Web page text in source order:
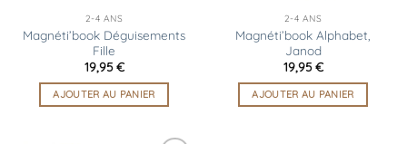
2-4 ANS
Magnéti’book Déguisements
Fille
19,95€
AJOUTER AU PANIER
2-4 ANS
Magnéti’book Alphabet,
Janod
19,95€
AJOUTER AU PANIER